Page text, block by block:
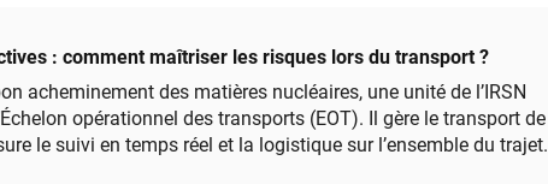
: comment maîtriser les risques lors du transport ?
acheminement des matières nucléaires, une unité de l’IRSN
opérationnel des transports (EOT). Il gère le transport de
le suivi en temps réel et la logistique sur l’ensemble du trajet.